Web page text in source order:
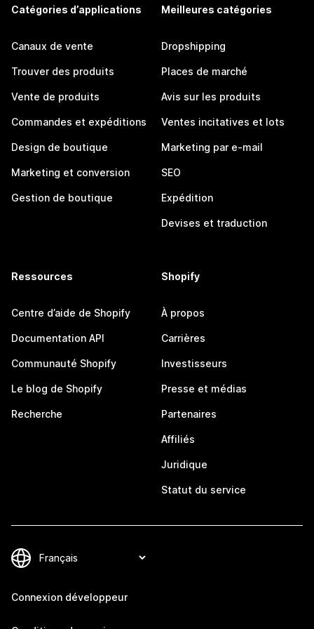
Catégories d’applications
Canaux de vente
Trouver des produits
Vente de produits
Commandes et expéditions
Design de boutique
Marketing et conversion
Gestion de boutique
Meilleures catégories
Dropshipping
Places de marché
Avis sur les produits
Ventes incitatives et lots
Marketing par e-mail
SEO
Expédition
Devises et traduction
Ressources
Centre d’aide de Shopify
Documentation API
Communauté Shopify
Le blog de Shopify
Recherche
Shopify
À propos
Carrières
Investisseurs
Presse et médias
Partenaires
Affiliés
Juridique
Statut du service
Connexion développeur